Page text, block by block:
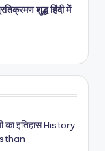
शुद्ध हिंदी में
का इतिहास History